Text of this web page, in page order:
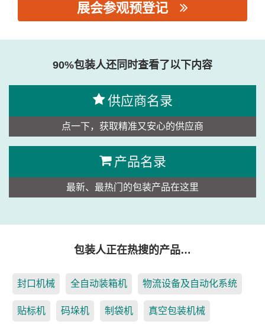
展会参观预登记
90%包装人还同时查看了以下内容
供应商名录
点一下，获取精准又安心的供应商
产品名录
最新、最热门的包装产品在这里
包装人正在热搜的产品…
封口机械 全自动装箱机 物流设备及自动化系统
贴标机 码垛机 制袋机 真空包装机械